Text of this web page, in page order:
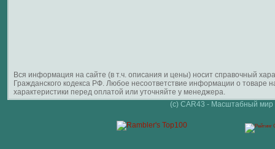
Вся информация на сайте (в т.ч. описания и цены) носит справочный
Гражданского кодекса РФ. Любое несоответствие информации о
характеристики перед оплатой или уточняйте у менеджера.
(c) CAR43 - Масштабный мир